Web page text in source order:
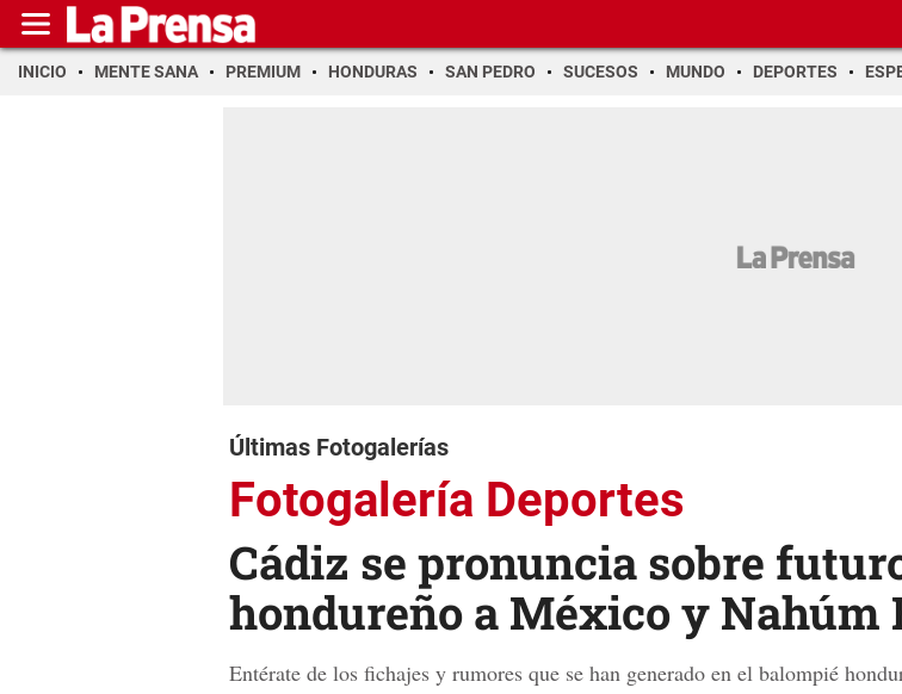
INICIO MENTE SANA PREMIUM HONDURAS SAN PEDRO SUCESOS MUNDO DEPORTES
Últimas Fotogalerías
Fotogalería Deportes
Cádiz se pronuncia sobre
hondureño a México y Nahúm
Entérate de los fichajes y rumores que se han generado en el balompié